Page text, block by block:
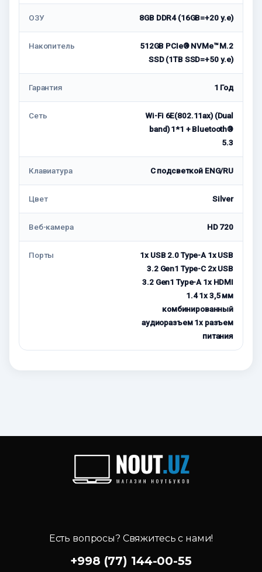
ОЗУ 8GB DDR4 (16GB=+20 у.е)
Накопитель
512GB PCIe® NVMe™ M.2
SSD (1TB SSD=+50 у.е)
Гарантия 1 Год
Сеть
Wi-Fi 6E(802.11ax) (Dual
band) 1*1 + Bluetooth®
5.3
Клавиатура С подсветкой ENG/RU
Цвет Silver
Веб-камера HD 720
Порты
1x USB 2.0 Type-A 1x USB
3.2 Gen1 Type-C 2x USB
3.2 Gen1 Type-A 1x HDMI
1.4 1x 3,5 мм
комбинированный
аудиоразъем 1x разъем
питания
Есть вопросы? Свяжитесь с нами!
+998 (77) 144-00-55